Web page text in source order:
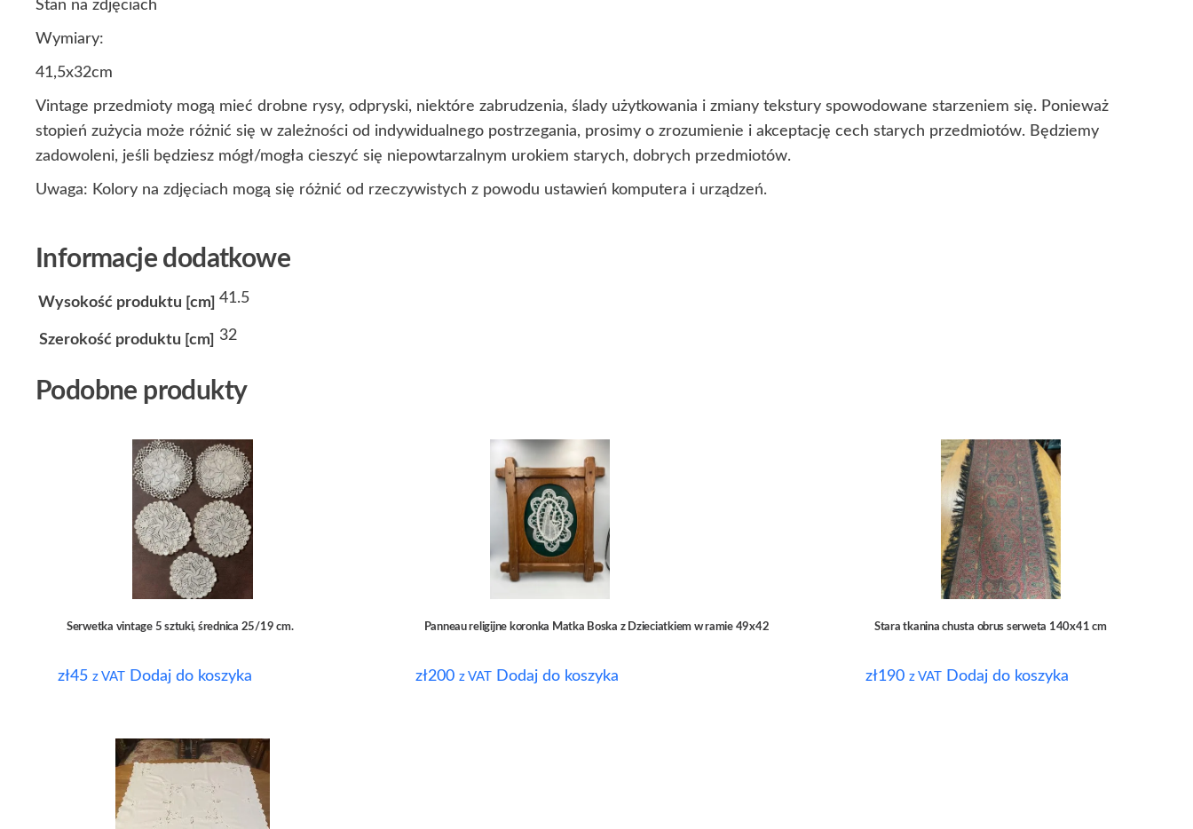
Stan na zdjęciach
Wymiary:
41,5x32cm
Vintage przedmioty mogą mieć drobne rysy, odpryski, niektóre zabrudzenia, ślady użytkowania i zmiany tekstury spowodowane starzeniem się. Ponieważ
stopień zużycia może różnić się w zależności od indywidualnego postrzegania, prosimy o zrozumienie i akceptację cech starych przedmiotów. Będziemy
zadowoleni, jeśli będziesz mógł/mogła cieszyć się niepowtarzalnym urokiem starych, dobrych przedmiotów.
Uwaga: Kolory na zdjęciach mogą się różnić od rzeczywistych z powodu ustawień komputera i urządzeń.
Informacje dodatkowe
Wysokość produktu [cm] 41.5
Szerokość produktu [cm] 32
Podobne produkty
Serwetka vintage 5 sztuki, średnica 25/19 cm.
zł45 z VAT Dodaj do koszyka
Panneau religijne koronka Matka Boska z Dzieciatkiem w ramie 49x42
zł200 z VAT Dodaj do koszyka
Stara tkanina chusta obrus serweta 140x41 cm
zł190 z VAT Dodaj do koszyka